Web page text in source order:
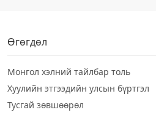
Өгөгдөл
Монгол хэлний тайлбар толь
Хуулийн этгээдийн улсын бүртгэл
Тусгай зөвшөөрөл